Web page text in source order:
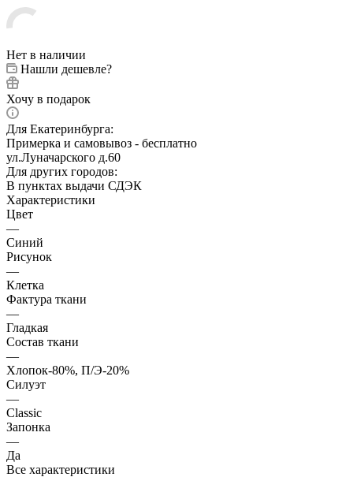
Нет в наличии
Нашли дешевле?
Хочу в подарок
Для Екатеринбурга:
Примерка и самовывоз - бесплатно
ул.Луначарского д.60
Для других городов:
В пунктах выдачи СДЭК
Характеристики
Цвет
—
Синий
Рисунок
—
Клетка
Фактура ткани
—
Гладкая
Состав ткани
—
Хлопок-80%, П/Э-20%
Силуэт
—
Classic
Запонка
—
Да
Все характеристики